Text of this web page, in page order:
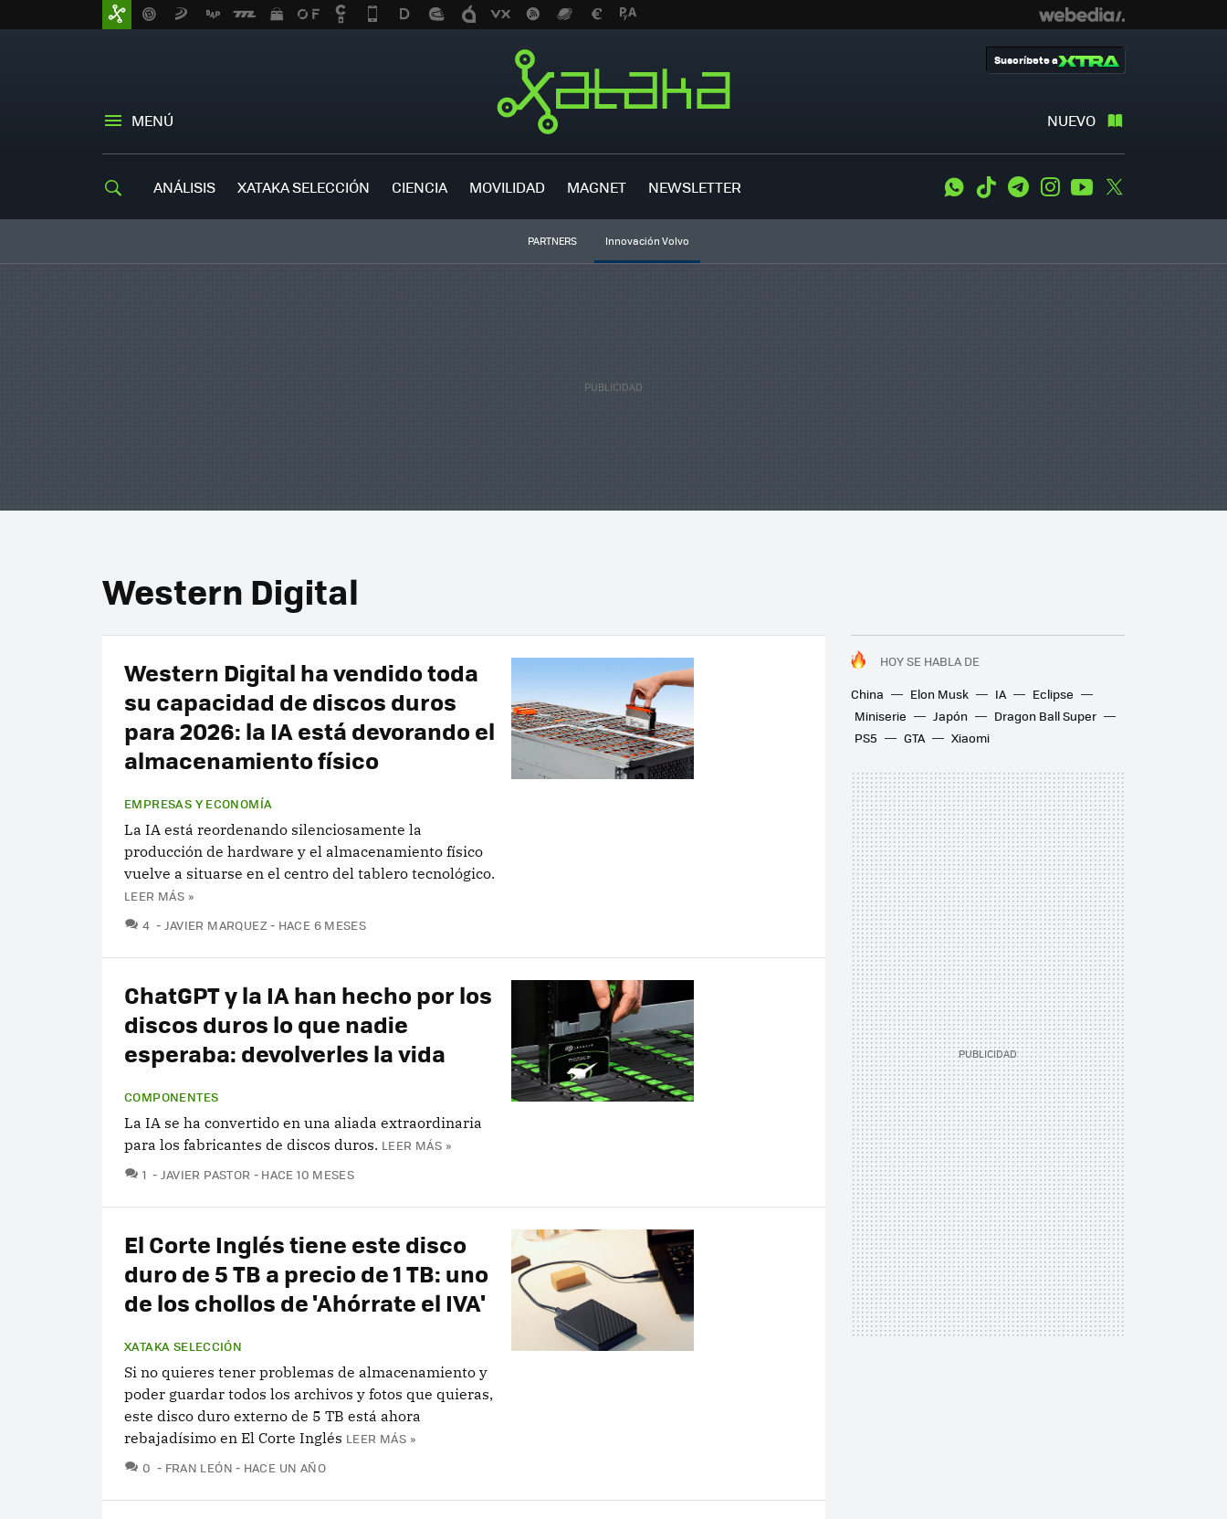
MENÚ NUEVO
Suscríbete a
ANÁLISIS XATAKA SELECCIÓN CIENCIA MOVILIDAD MAGNET NEWSLETTER WhatsApp
Tiktok TelegramInstagramYoutube
PARTNERS Innovación Volvo
Western Digital
HOY SE HABLA DE
China
Elon Musk IA
Eclipse
Miniserie
Japón
Dragon Ball Super
PS5
GTA Xiaomi
Western Digital ha vendido toda
su capacidad de discos duros
para 2026: la IA está devorando el
almacenamiento físico
EMPRESAS Y ECONOMÍA
La IA está reordenando silenciosamente la
producción de hardware y el almacenamiento físico
vuelve a situarse en el centro del tablero tecnológico.
LEER MÁS »
4 COMENTARIOS
JAVIER MARQUEZ HACE 6 MESES
ChatGPT y la IA han hecho por los
discos duros lo que nadie
esperaba: devolverles la vida
COMPONENTES
La IA se ha convertido en una aliada extraordinaria
para los fabricantes de discos duros. LEER MÁS »
1 COMENTARIOS
JAVIER PASTOR HACE 10 MESES
El Corte Inglés tiene este disco
duro de 5 TB a precio de 1 TB: uno
de los chollos de 'Ahórrate el IVA'
XATAKA SELECCIÓN
Si no quieres tener problemas de almacenamiento y
poder guardar todos los archivos y fotos que quieras,
este disco duro externo de 5 TB está ahora
rebajadísimo en El Corte Inglés LEER MÁS »
0 COMENTARIOS
FRAN LEÓN HACE UN AÑO